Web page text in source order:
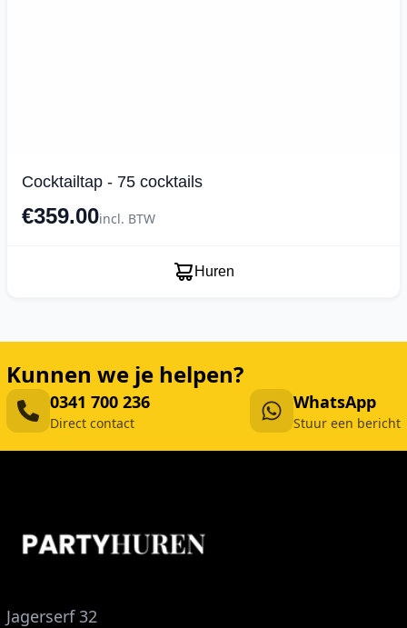
Cocktailtap - 75 cocktails
€359.00incl. BTW
Huren
Kunnen we je helpen?
0341 700 236
Direct contact
WhatsApp
Stuur een bericht
Jagerserf 32